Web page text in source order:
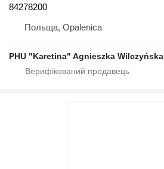
84278200
Польща, Opalenica
PHU "Karetina" Agnieszka Wilczyńska